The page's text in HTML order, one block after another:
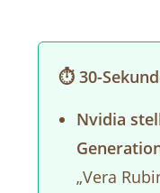
⏱️ 30-
Nvidia
„Vera